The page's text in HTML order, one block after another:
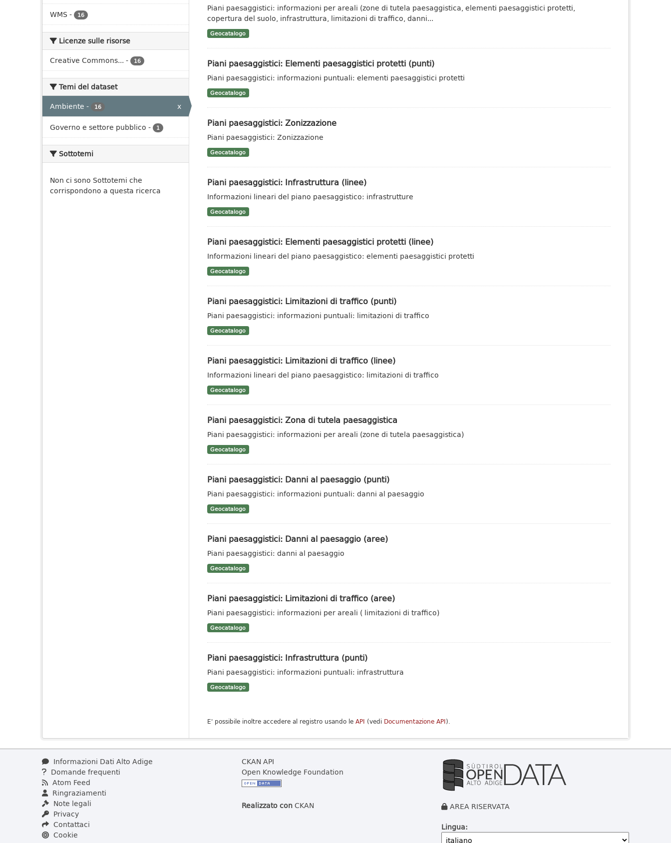
WMS - 16
Licenze sulle risorse
Creative Commons... - 16
Temi del dataset
Ambiente - 16
x
Governo e settore pubblico - 1
Sottotemi
Non ci sono Sottotemi che
corrispondono a questa ricerca
Piani paesaggistici: informazioni per areali (zone di tutela paesaggistica, elementi paesaggistici protetti,
copertura del suolo, infrastruttura, limitazioni di traffico, danni...
Geocatalogo
Piani paesaggistici: Elementi paesaggistici protetti (punti)
Piani paesaggistici: informazioni puntuali: elementi paesaggistici protetti
Geocatalogo
Piani paesaggistici: Zonizzazione
Piani paesaggistici: Zonizzazione
Geocatalogo
Piani paesaggistici: Infrastruttura (linee)
Informazioni lineari del piano paesaggistico: infrastrutture
Geocatalogo
Piani paesaggistici: Elementi paesaggistici protetti (linee)
Informazioni lineari del piano paesaggistico: elementi paesaggistici protetti
Geocatalogo
Piani paesaggistici: Limitazioni di traffico (punti)
Piani paesaggistici: informazioni puntuali: limitazioni di traffico
Geocatalogo
Piani paesaggistici: Limitazioni di traffico (linee)
Informazioni lineari del piano paesaggistico: limitazioni di traffico
Geocatalogo
Piani paesaggistici: Zona di tutela paesaggistica
Piani paesaggistici: informazioni per areali (zone di tutela paesaggistica)
Geocatalogo
Piani paesaggistici: Danni al paesaggio (punti)
Piani paesaggistici: informazioni puntuali: danni al paesaggio
Geocatalogo
Piani paesaggistici: Danni al paesaggio (aree)
Piani paesaggistici: danni al paesaggio
Geocatalogo
Piani paesaggistici: Limitazioni di traffico (aree)
Piani paesaggistici: informazioni per areali ( limitazioni di traffico)
Geocatalogo
Piani paesaggistici: Infrastruttura (punti)
Piani paesaggistici: informazioni puntuali: infrastruttura
Geocatalogo
E' possibile inoltre accedere al registro usando le API (vedi Documentazione API).
Informazioni Dati Alto Adige
Domande frequenti
Atom Feed
Ringraziamenti
Note legali
Privacy
Contattaci
Cookie
CKAN API
Open Knowledge Foundation
Realizzato conCKAN
AREA RISERVATA
Lingua